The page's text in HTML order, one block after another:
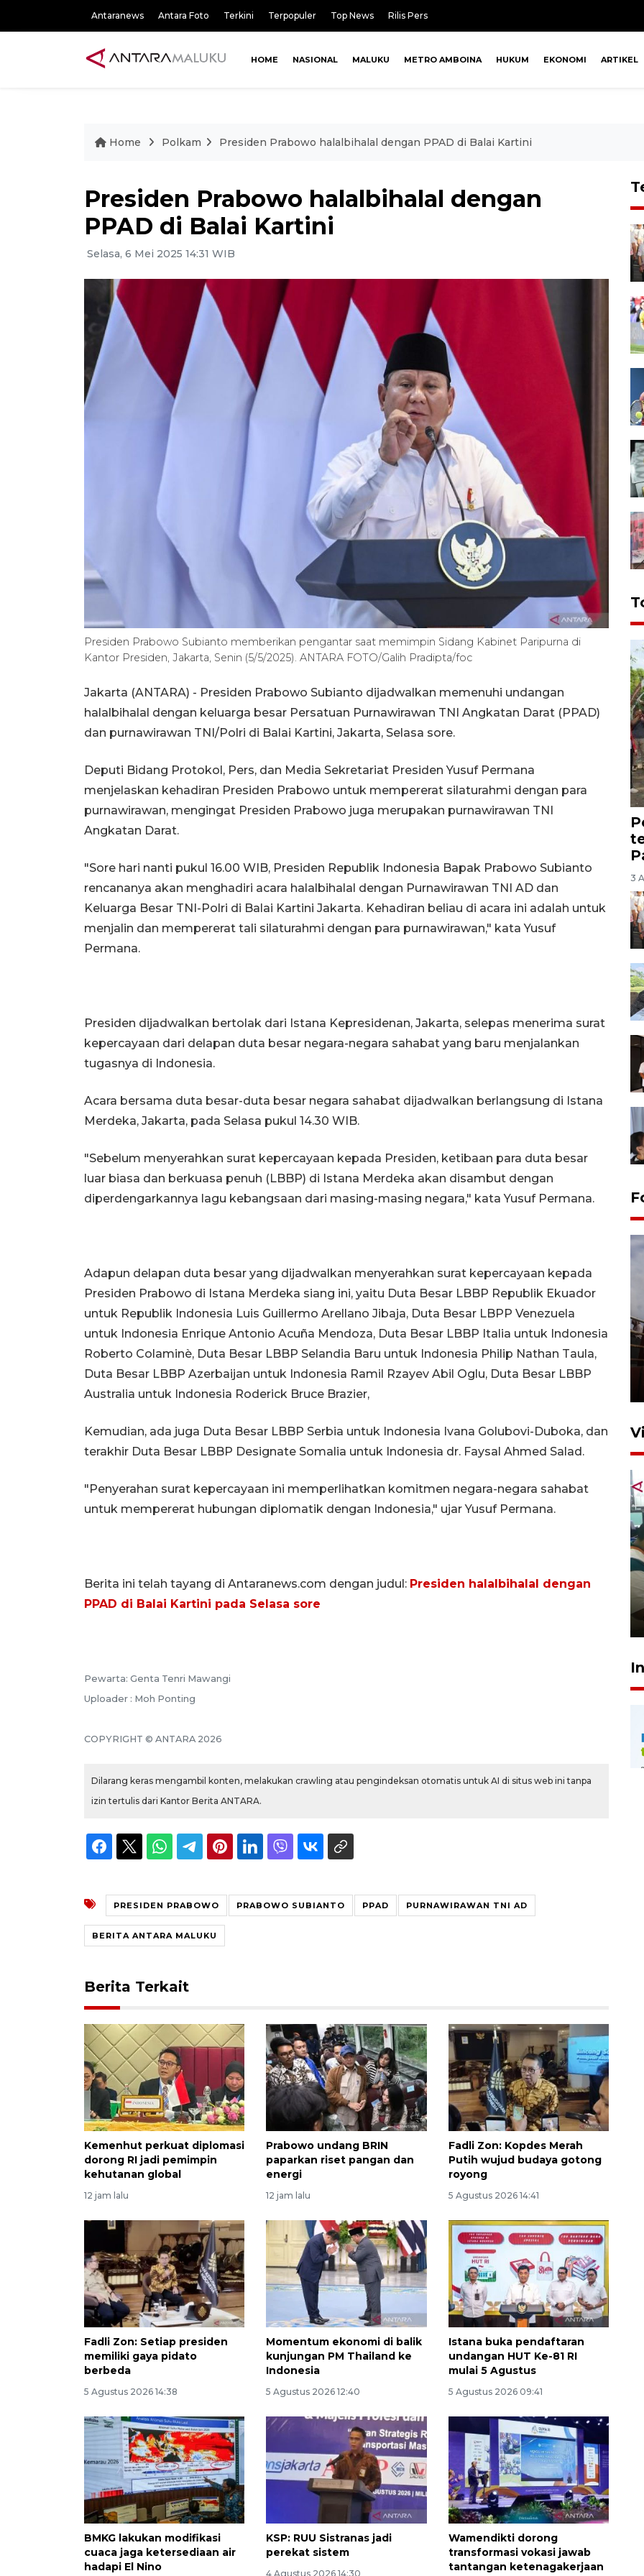
Antaranews Antara Foto Terkini Terpopuler Top News Rilis Pers
HOME NASIONAL MALUKU METRO AMBOINA HUKUM EKONOMI ARTIKEL
Home Polkam Presiden Prabowo halalbihalal dengan PPAD di Balai Kartini
Presiden Prabowo halalbihalal dengan
PPAD di Balai Kartini
Selasa, 6 Mei 2025 14:31 WIB
Presiden Prabowo Subianto memberikan pengantar saat memimpin Sidang Kabinet Paripurna di
Kantor Presiden, Jakarta, Senin (5/5/2025). ANTARA FOTO/Galih Pradipta/foc
Jakarta (ANTARA) - Presiden Prabowo Subianto dijadwalkan memenuhi undangan
halalbihalal dengan keluarga besar Persatuan Purnawirawan TNI Angkatan Darat (PPAD)
dan purnawirawan TNI/Polri di Balai Kartini, Jakarta, Selasa sore.
Deputi Bidang Protokol, Pers, dan Media Sekretariat Presiden Yusuf Permana
menjelaskan kehadiran Presiden Prabowo untuk mempererat silaturahmi dengan para
purnawirawan, mengingat Presiden Prabowo juga merupakan purnawirawan TNI
Angkatan Darat.
"Sore hari nanti pukul 16.00 WIB, Presiden Republik Indonesia Bapak Prabowo Subianto
rencananya akan menghadiri acara halalbihalal dengan Purnawirawan TNI AD dan
Keluarga Besar TNI-Polri di Balai Kartini Jakarta. Kehadiran beliau di acara ini adalah untuk
menjalin dan mempererat tali silaturahmi dengan para purnawirawan," kata Yusuf
Permana.
Presiden dijadwalkan bertolak dari Istana Kepresidenan, Jakarta, selepas menerima surat
kepercayaan dari delapan duta besar negara-negara sahabat yang baru menjalankan
tugasnya di Indonesia.
Acara bersama duta besar-duta besar negara sahabat dijadwalkan berlangsung di Istana
Merdeka, Jakarta, pada Selasa pukul 14.30 WIB.
"Sebelum menyerahkan surat kepercayaan kepada Presiden, ketibaan para duta besar
luar biasa dan berkuasa penuh (LBBP) di Istana Merdeka akan disambut dengan
diperdengarkannya lagu kebangsaan dari masing-masing negara," kata Yusuf Permana.
Adapun delapan duta besar yang dijadwalkan menyerahkan surat kepercayaan kepada
Presiden Prabowo di Istana Merdeka siang ini, yaitu Duta Besar LBBP Republik Ekuador
untuk Republik Indonesia Luis Guillermo Arellano Jibaja, Duta Besar LBPP Venezuela
untuk Indonesia Enrique Antonio Acuña Mendoza, Duta Besar LBBP Italia untuk Indonesia
Roberto Colaminè, Duta Besar LBBP Selandia Baru untuk Indonesia Philip Nathan Taula,
Duta Besar LBBP Azerbaijan untuk Indonesia Ramil Rzayev Abil Oglu, Duta Besar LBBP
Australia untuk Indonesia Roderick Bruce Brazier,
Kemudian, ada juga Duta Besar LBBP Serbia untuk Indonesia Ivana Golubovi-Duboka, dan
terakhir Duta Besar LBBP Designate Somalia untuk Indonesia dr. Faysal Ahmed Salad.
"Penyerahan surat kepercayaan ini memperlihatkan komitmen negara-negara sahabat
untuk mempererat hubungan diplomatik dengan Indonesia," ujar Yusuf Permana.
Berita ini telah tayang di Antaranews.com dengan judul: Presiden halalbihalal dengan
PPAD di Balai Kartini pada Selasa sore
Pewarta: Genta Tenri Mawangi
Uploader : Moh Ponting
COPYRIGHT © ANTARA 2026
Dilarang keras mengambil konten, melakukan crawling atau pengindeksan otomatis untuk AI di situs web ini tanpa
izin tertulis dari Kantor Berita ANTARA.
PRESIDEN PRABOWO PRABOWO SUBIANTO PPAD PURNAWIRAWAN TNI AD
BERITA ANTARA MALUKU
Berita Terkait
Kemenhut perkuat diplomasi
dorong RI jadi pemimpin
kehutanan global
12 jam lalu
Prabowo undang BRIN
paparkan riset pangan dan
energi
12 jam lalu
Fadli Zon: Kopdes Merah
Putih wujud budaya gotong
royong
5 Agustus 2026 14:41
Fadli Zon: Setiap presiden
memiliki gaya pidato
berbeda
5 Agustus 2026 14:38
Momentum ekonomi di balik
kunjungan PM Thailand ke
Indonesia
5 Agustus 2026 12:40
Istana buka pendaftaran
undangan HUT Ke-81 RI
mulai 5 Agustus
5 Agustus 2026 09:41
BMKG lakukan modifikasi
cuaca jaga ketersediaan air
hadapi El Nino
KSP: RUU Sistranas jadi
perekat sistem
4 Agustus 2026 14:30
Wamendikti dorong
transformasi vokasi jawab
tantangan ketenagakerjaan
3
Unjuk rasa protes penataan
Pasar Higienis
5 Mei 2026 05:32
ruang pada anak di lembaga
Memberantas kejahatan
jalanan Jakarta
2026-08-05 18:00:00